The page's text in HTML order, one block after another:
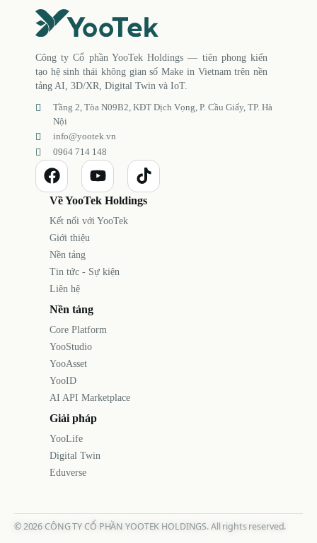
Công ty Cổ phần YooTek Holdings — tiên phong kiến
tạo hệ sinh thái không gian số Make in Vietnam trên nền
tảng AI, 3D/XR, Digital Twin và IoT.
Tầng 2, Tòa N09B2, KĐT Dịch Vọng, P. Cầu Giấy, TP. Hà
Nội
info@yootek.vn
0964 714 148
Về YooTek Holdings
Kết nối với YooTek
Giới thiệu
Nền tảng
Tin tức - Sự kiện
Liên hệ
Nền tảng
Core Platform
YooStudio
YooAsset
YooID
AI API Marketplace
Giải pháp
YooLife
Digital Twin
Eduverse
©2026CÔNG TY CỔ PHẦN YOOTEK HOLDINGS. All rights reserved.